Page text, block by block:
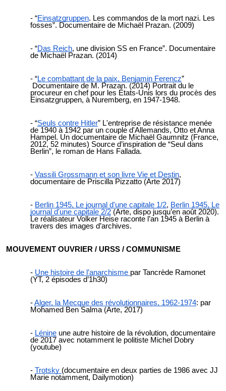
“Einsatzgruppen. Les commandos de la mort nazi. Les
fosses”. Documentaire de Michaël Prazan. (2009)
“Das Reich, une division SS en France”. Documentaire
de Michaël Prazan. (2014)
“Le combattant de la paix, Benjamin Ferencz”
Documentaire de M. Prazan. (2014) Portrait du le
procureur en chef pour les États-Unis lors du procès des
Einsatzgruppen, à Nuremberg, en 1947-1948.
“Seuls contre Hitler” L'entreprise de résistance menée
de 1940 à 1942 par un couple d'Allemands, Otto et Anna
Hampel. Un documentaire de Michaël Gaumnitz (France,
2012, 52 minutes) Source d’inspiration de “Seul dans
Berlin”, le roman de Hans Fallada.
Vassili Grossmann et son livre Vie et Destin,
documentaire de Priscilla Pizzatto (Arte 2017)
Berlin 1945, Le journal d'une capitale 1/2, Berlin 1945, Le
journal d'une capitale 2/2 (Arte, dispo jusqu’en août 2020).
Le réalisateur Volker Heise raconte l’an 1945 à Berlin à
travers des images d’archives.
MOUVEMENT OUVRIER / URSS / COMMUNISME
Une histoire de l’anarchisme par Tancrède Ramonet
(YT, 2 épisodes d’1h30)
Alger, la Mecque des révolutionnaires, 1962-1974: par
Mohamed Ben Salma (Arte, 2017)
Lénine une autre histoire de la révolution, documentaire
de 2017 avec notamment le politiste Michel Dobry
(youtube)
Trotsky (documentaire en deux parties de 1986 avec JJ
Marie notamment, Dailymotion)